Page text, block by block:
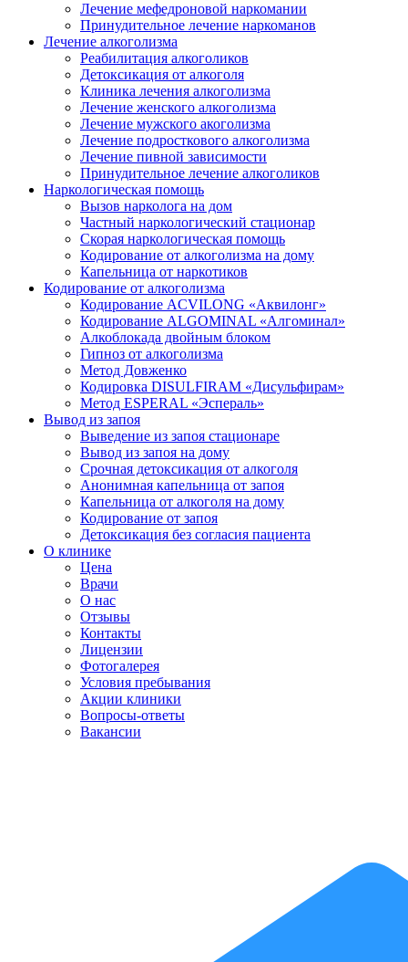
Лечение мефедроновой наркомании
Принудительное лечение наркоманов
Лечение алкоголизма
Реабилитация алкоголиков
Детоксикация от алкоголя
Клиника лечения алкоголизма
Лечение женского алкоголизма
Лечение мужского акоголизма
Лечение подросткового алкоголизма
Лечение пивной зависимости
Принудительное лечение алкоголиков
Наркологическая помощь
Вызов нарколога на дом
Частный наркологический стационар
Скорая наркологическая помощь
Кодирование от алкоголизма на дому
Капельница от наркотиков
Кодирование от алкоголизма
Кодирование ACVILONG «Аквилонг»
Кодирование ALGOMINAL «Алгоминал»
Алкоблокада двойным блоком
Гипноз от алкоголизма
Метод Довженко
Кодировка DISULFIRAM «Дисульфирам»
Метод ESPERAL «Эспераль»
Вывод из запоя
Выведение из запоя стационаре
Вывод из запоя на дому
Срочная детоксикация от алкоголя
Анонимная капельница от запоя
Капельница от алкоголя на дому
Кодирование от запоя
Детоксикация без согласия пациента
О клинике
Цена
Врачи
О нас
Отзывы
Контакты
Лицензии
Фотогалерея
Условия пребывания
Акции клиники
Вопросы-ответы
Вакансии